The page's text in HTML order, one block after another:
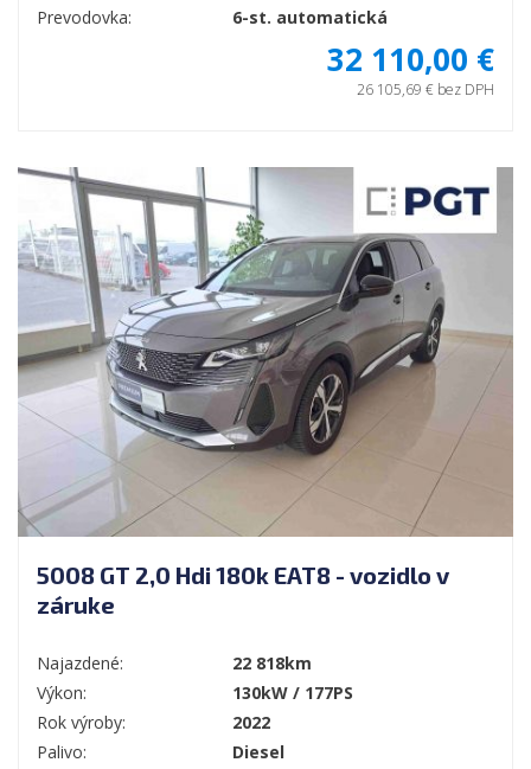
Prevodovka:
6-st. automatická
32 110,00 €
26 105,69 € bez DPH
5008 GT 2,0 Hdi 180k EAT8 - vozidlo v
záruke
Najazdené:
22 818km
Výkon:
130kW / 177PS
Rok výroby:
2022
Palivo:
Diesel